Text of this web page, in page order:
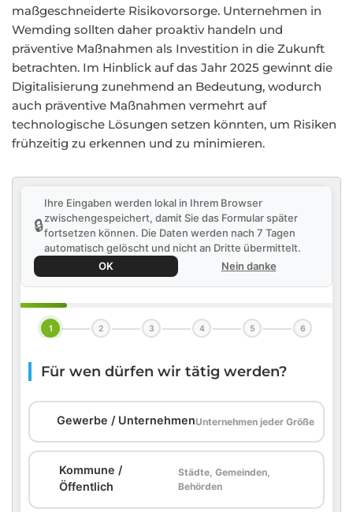
maßgeschneiderte Risikovorsorge. Unternehmen in
Wemding sollten daher proaktiv handeln und
präventive Maßnahmen als Investition in die Zukunft
betrachten. Im Hinblick auf das Jahr 2025 gewinnt die
Digitalisierung zunehmend an Bedeutung, wodurch
auch präventive Maßnahmen vermehrt auf
technologische Lösungen setzen könnten, um Risiken
frühzeitig zu erkennen und zu minimieren.
🔒
Ihre Eingaben werden lokal in Ihrem Browser
zwischengespeichert, damit Sie das Formular später
fortsetzen können. Die Daten werden nach 7 Tagen
automatisch gelöscht und nicht an Dritte übermittelt.
OK
Nein danke
1 2 3 4 5 6
Für wen dürfen wir tätig werden?
Gewerbe / UnternehmenUnternehmen jeder Größe
Kommune /
Öffentlich
Städte, Gemeinden,
Behörden